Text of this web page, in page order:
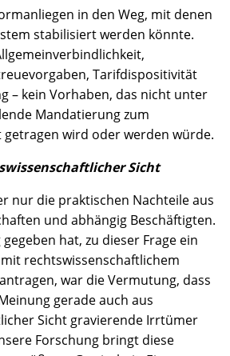
in den Weg, mit denen
stabilisiert werden könnte.
Tarifdispositivität
– kein Vorhaben, das nicht unter
Mandatierung zum
getragen wird oder werden würde.
Sicht
nur die praktischen Nachteile aus
und abhängig Beschäftigten.
hat, zu dieser Frage ein
rechtswissenschaftlichem
war die Vermutung, dass
gerade auch aus
Sicht gravierende Irrtümer
Forschung bringt diese